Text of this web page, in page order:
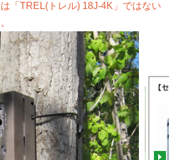
「TREL(トレル) 18J-4K」ではない